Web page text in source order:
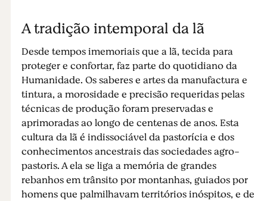
A tradição intemporal da lã
Desde tempos imemoriais que a lã, tecida para
proteger e confortar, faz parte do quotidiano da
Humanidade. Os saberes e artes da manufactura e
tintura, a morosidade e precisão requeridas pelas
técnicas de produção foram preservadas e
aprimoradas ao longo de centenas de anos. Esta
cultura da lã é indissociável da pastorícia e dos
conhecimentos ancestrais das sociedades agro-
pastoris. A ela se liga a memória de grandes
rebanhos em trânsito por montanhas, guiados por
homens que palmilhavam territórios inóspitos, e de